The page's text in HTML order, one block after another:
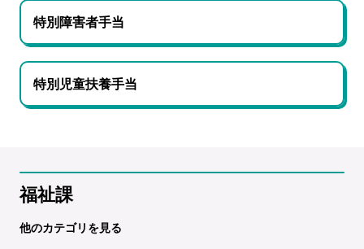
特別障害者手当
特別児童扶養手当
福祉課
他のカテゴリを見る